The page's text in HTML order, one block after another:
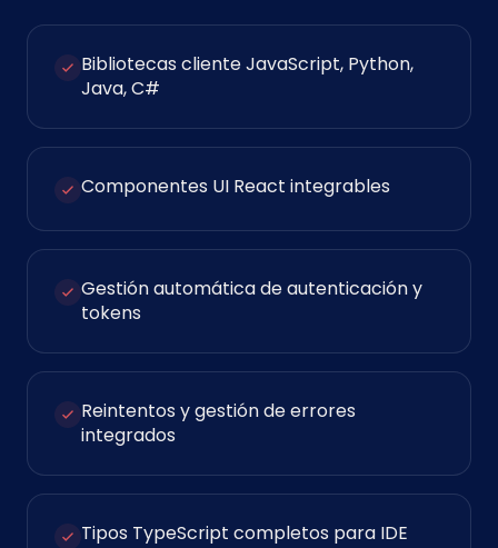
Bibliotecas cliente JavaScript, Python,
Java, C#
Componentes UI React integrables
Gestión automática de autenticación y
tokens
Reintentos y gestión de errores
integrados
Tipos TypeScript completos para IDE